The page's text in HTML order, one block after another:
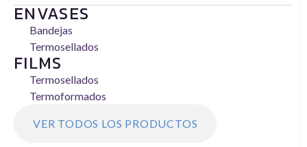
ENVASES
Bandejas
Termosellados
FILMS
Termosellados
Termoformados
VER TODOS LOS PRODUCTOS